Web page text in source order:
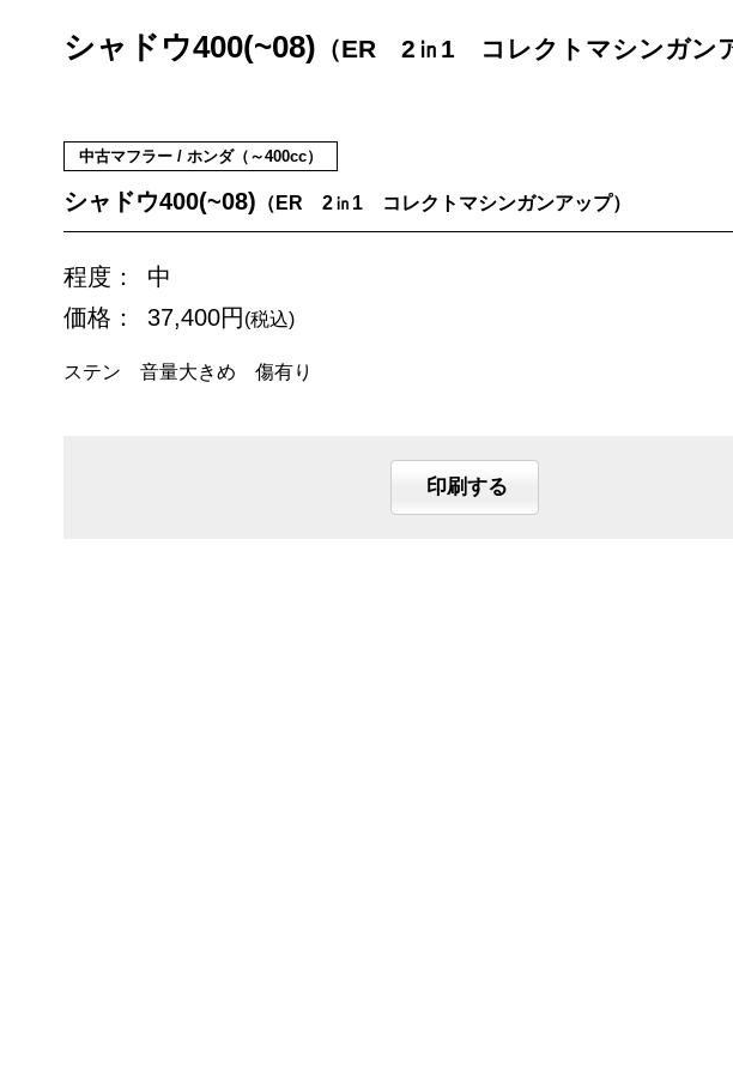
シャドウ400(~08) （ER 2㏌1 コレクトマシンガン
中古マフラー / ホンダ（～400cc）
シャドウ400(~08) （ER 2㏌1 コレクトマシンガンアップ）
程度：
中
価格：
37,400円 (税込)
ステン 音量大きめ 傷有り
印刷する